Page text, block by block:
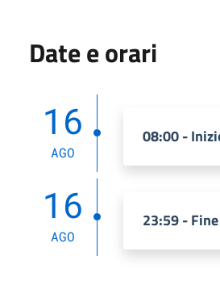
Date e orari
16
AGO
08:00 -
16
AGO
23:59 -